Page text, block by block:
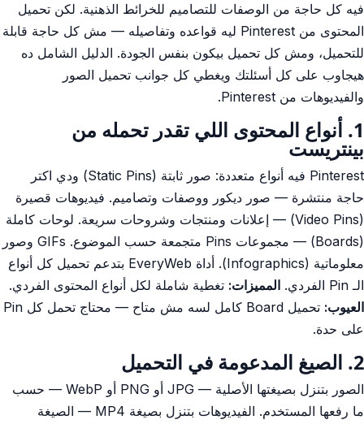
فيه كل حاجة من الوصفات للتصاميم للخرائط الذهنية. لكن تحميل
المحتوى من Pinterest ليه قواعده وتفاصيله — مش كل حاجة قابلة
للتحميل، ومش كل تحميل بيكون بنفس الجودة. الدليل الشامل ده
هيجاوب على كل أسئلتك ويغطي كل جوانب تحميل الصور
والفيديوهات من Pinterest.
1. أنواع المحتوى اللي تقدر تحمله من
بينتريست
Pinterest فيه أنواع متعددة: صور ثابتة (Static Pins) ودي اكتر
حاجة منتشرة — صور ديكور ووصفات وتصاميم. فيديوهات قصيرة
(Video Pins) — إعلانات ومنتجات وشروحات سريعة. لوحات كاملة
(Boards) — مجموعات Pins متجمعة حسب الموضوع. GIFs وصور
معلوماتية (Infographics). أداة EveryWeb بتدعم تحميل كل أنواع
الـ Pin الفردي.
المميزات: تغطية شاملة لكل أنواع المحتوى الفردي.
العيوب:
تحميل Board كامل لسه مش متاح — محتاج تحمل كل Pin
على حدة.
2. الصيغ المدعومة في التحميل
الصور بتنزل بصيغتها الأصلية — JPG أو PNG أو WebP — حسب
ما رفعها المستخدم. الفيديوهات بتنزل بصيغة MP4 — الصيغة